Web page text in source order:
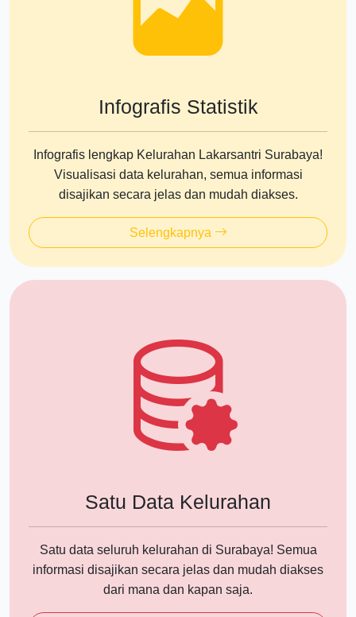
Infografis Statistik
Infografis lengkap Kelurahan Lakarsantri Surabaya!
Visualisasi data kelurahan, semua informasi
disajikan secara jelas dan mudah diakses.
Selengkapnya
Satu Data Kelurahan
Satu data seluruh kelurahan di Surabaya! Semua
informasi disajikan secara jelas dan mudah diakses
dari mana dan kapan saja.